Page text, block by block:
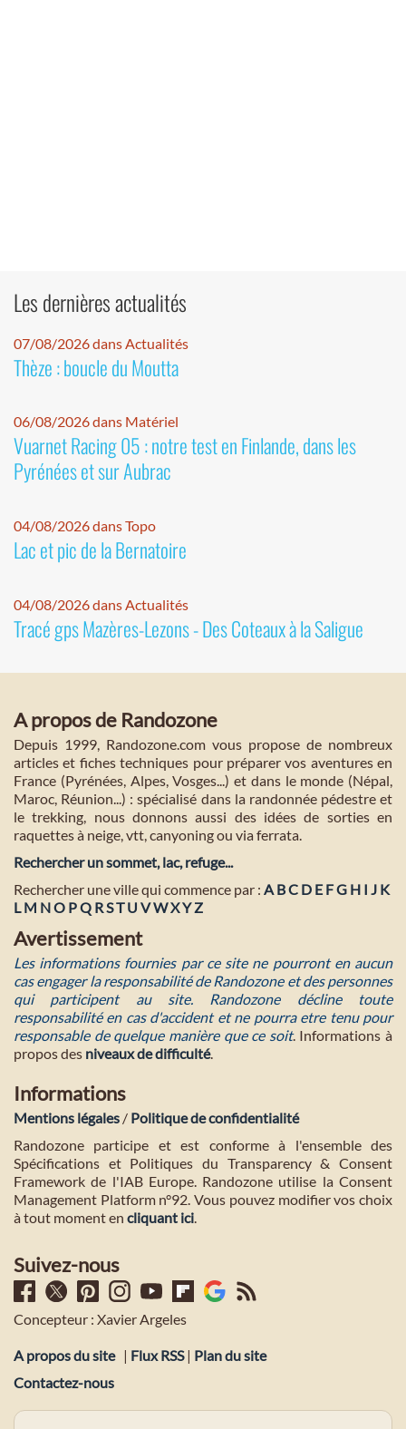
Les dernières actualités
07/08/2026 dans Actualités
Thèze : boucle du Moutta
06/08/2026 dans Matériel
Vuarnet Racing 05 : notre test en Finlande, dans les
Pyrénées et sur Aubrac
04/08/2026 dans Topo
Lac et pic de la Bernatoire
04/08/2026 dans Actualités
Tracé gps Mazères-Lezons - Des Coteaux à la Saligue
A propos de Randozone
Depuis 1999, Randozone.com vous propose de nombreux
articles et fiches techniques pour préparer vos aventures en
France (Pyrénées, Alpes, Vosges...) et dans le monde (Népal,
Maroc, Réunion...) : spécialisé dans la randonnée pédestre et
le trekking, nous donnons aussi des idées de sorties en
raquettes à neige, vtt, canyoning ou via ferrata.
Rechercher un sommet, lac, refuge...
Rechercher une ville qui commence par : A BC D E FG H I J K
L M NO PQ R ST U VWXY Z
Avertissement
Les informations fournies par ce site ne pourront en aucun
cas engager la responsabilité de Randozone et des personnes
qui participent au site. Randozone décline toute
responsabilité en cas d'accident et ne pourra etre tenu pour
responsable de quelque manière que ce soit. Informations à
propos des niveaux de difficulté.
Informations
Mentions légales / Politique de confidentialité
Randozone participe et est conforme à l'ensemble des
Spécifications et Politiques du Transparency & Consent
Framework de l'IAB Europe. Randozone utilise la Consent
Management Platform n°92. Vous pouvez modifier vos choix
à tout moment en cliquant ici
Suivez-nous
Concepteur : Xavier Argeles
A propos du site | Flux RSS| Plan du site
Contactez-nous